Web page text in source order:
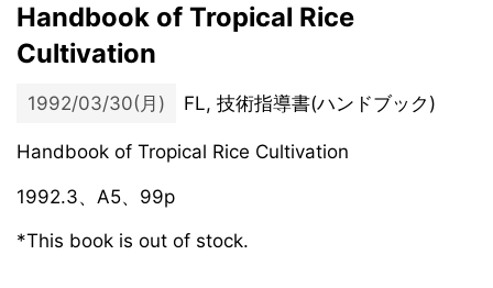
Handbook of Tropical Rice
Cultivation
1992/03/30(月) FL, 技術指導書(ハンドブック)
Handbook of Tropical Rice Cultivation
1992.3、A5、99p
*This book is out of stock.